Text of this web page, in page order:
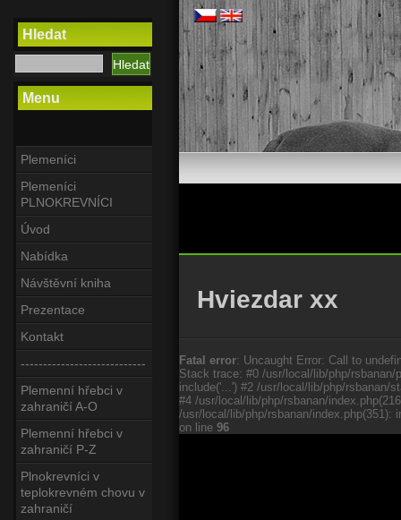
Hledat
Menu
Plemeníci
Plemeníci
PLNOKREVNÍCI
Úvod
Nabídka
Návštěvní kniha
Prezentace
Kontakt
----------------------------
Plemenní hřebci v
zahraničí A-O
Plemenní hřebci v
zahraničí P-Z
Plnokrevníci v
teplokrevném chovu v
zahraničí
Hviezdar xx
Fatal error: Uncaught Error: Call to
Stack trace: #0 /usr/local/lib/php/rsbanan/
include('...') #2 /usr/local/lib/php/rsbanan/
#4 /usr/local/lib/php/rsbanan/
/usr/local/lib/php/rsbanan/index.php(351):
on line 96